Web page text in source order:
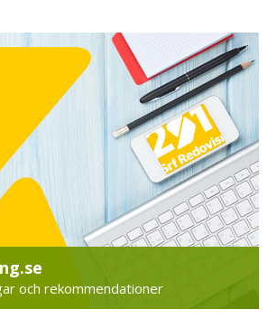
och rekommendationer